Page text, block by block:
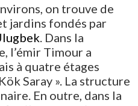
on trouve de
jardins fondés par
. Dans la
l’émir Timour a
à quatre étages
Saray ». La structure
En outre, dans la